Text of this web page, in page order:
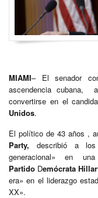
MIAMI– El senador
ascendencia cubana,
convertirse en el
Unidos.
El político de 43 años ,
Party, describió a
generacional» en
Partido Demócrata
era» en el liderazgo
XX».